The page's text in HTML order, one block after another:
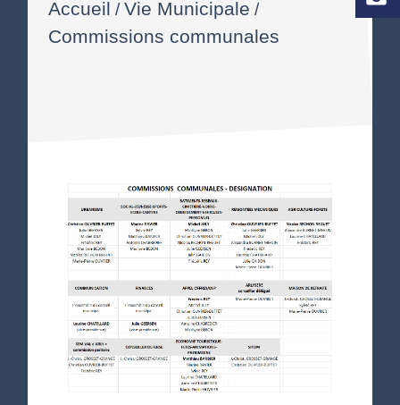
Accueil /Vie Municipale /
Commissions communales